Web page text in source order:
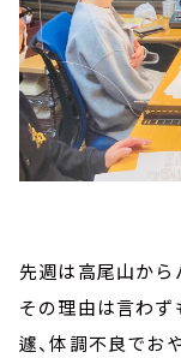
先週は高尾山から
その理由は言わず
遽、体調不良でお